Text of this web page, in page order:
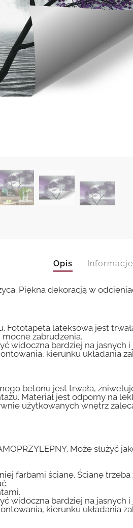
Opis
Piękna dekoracją w
Fototapeta lateksowa jest
zabrudzenia.
widoczna bardziej na
kierunku układania
betonu jest trwała,
Materiał jest odporny na
użytkowanych wnętrz
Może
farbami ścianę. Ścianę
widoczna bardziej na
kierunku układania